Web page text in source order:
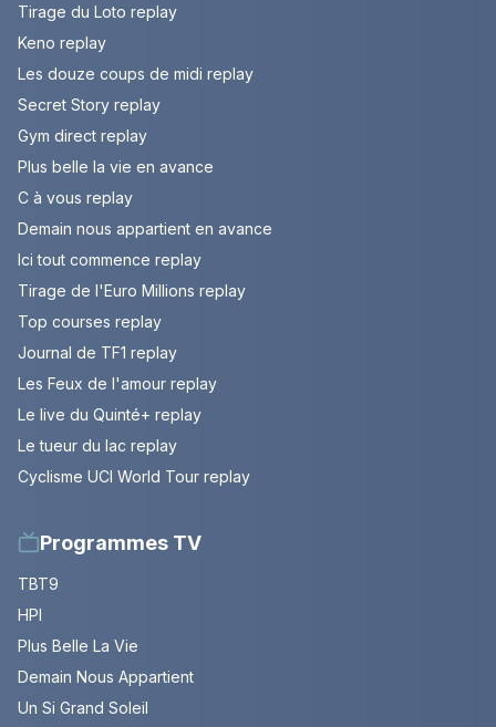
Tirage du Loto replay
Keno replay
Les douze coups de midi replay
Secret Story replay
Gym direct replay
Plus belle la vie en avance
C à vous replay
Demain nous appartient en avance
Ici tout commence replay
Tirage de l'Euro Millions replay
Top courses replay
Journal de TF1 replay
Les Feux de l'amour replay
Le live du Quinté+ replay
Le tueur du lac replay
Cyclisme UCI World Tour replay
Programmes TV
TBT9
HPI
Plus Belle La Vie
Demain Nous Appartient
Un Si Grand Soleil